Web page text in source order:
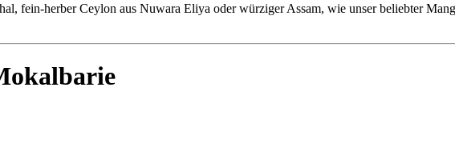
fein-herber Ceylon aus Nuwara Eliya oder würziger Assam, wie unser beliebter